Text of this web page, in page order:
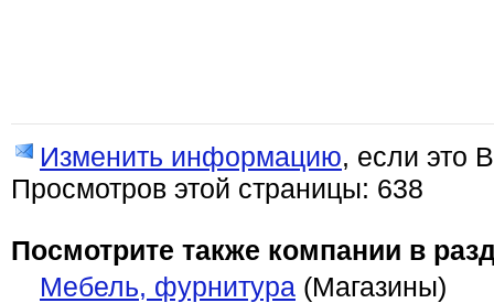
Изменить информацию, если это
Просмотров этой страницы: 638
Посмотрите также компании в
Мебель, фурнитура (Магазины)